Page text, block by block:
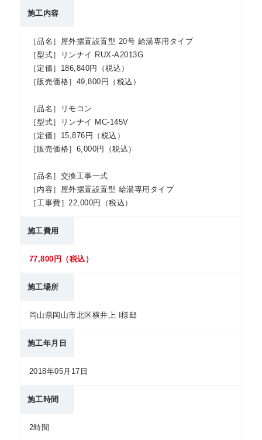
施工内容
［品名］屋外据置設置型 20号 給湯専用タイプ
［型式］リンナイ RUX-A2013G
［定価］186,840円（税込）
［販売価格］49,800円（税込）
［品名］リモコン
［型式］リンナイ MC-145V
［定価］15,876円（税込）
［販売価格］6,000円（税込）
［品名］交換工事一式
［内容］屋外据置設置型 給湯専用タイプ
［工事費］22,000円（税込）
施工費用
77,800円（税込）
施工場所
岡山県岡山市北区横井上 I様邸
施工年月日
2018年05月17日
施工時間
2時間